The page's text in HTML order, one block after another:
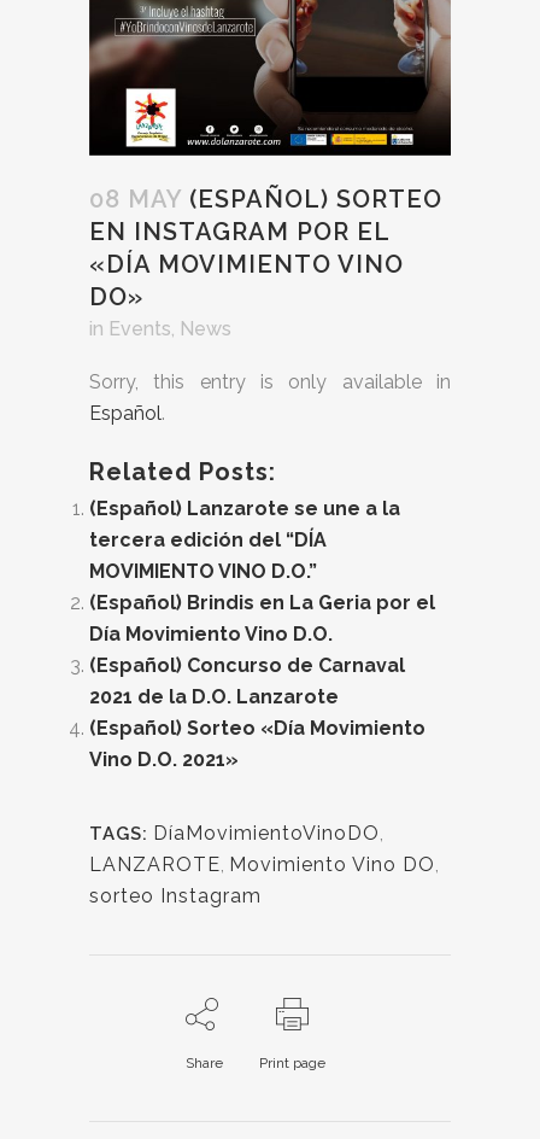
08 MAY (ESPAÑOL) SORTEO
EN INSTAGRAM POR EL
«DÍA MOVIMIENTO VINO
DO»
in Events, News
Sorry, this entry is only available in
Español.
Related Posts:
(Español) Lanzarote se une a la
tercera edición del “DÍA
MOVIMIENTO VINO D.O.”
(Español) Brindis en La Geria por el
Día Movimiento Vino D.O.
(Español) Concurso de Carnaval
2021 de la D.O. Lanzarote
(Español) Sorteo «Día Movimiento
Vino D.O. 2021»
TAGS: DíaMovimientoVinoDO,
LANZAROTE, Movimiento Vino DO,
sorteo Instagram
Share Print page